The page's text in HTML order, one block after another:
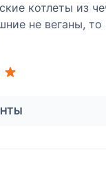
котлеты из
не веганы, то